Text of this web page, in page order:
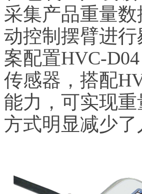
采集产品重量
动控制摆臂进
案配置HVC-
传感器，搭配
能力，可实现
方式明显减少